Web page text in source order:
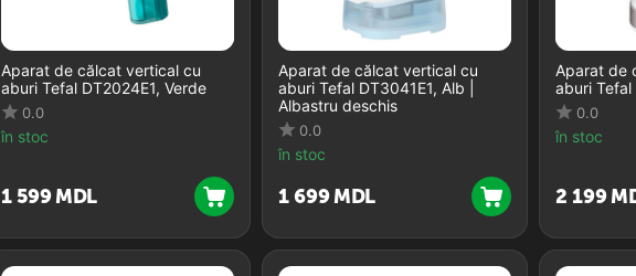
Aparat de călcat vertical cu
aburi Tefal DT2024E1, Verde
0.0
în stoc
1 599 MDL
Aparat de călcat vertical cu
aburi Tefal DT3041E1, Alb |
Albastru deschis
0.0
în stoc
1 699 MDL
Aparat de
aburi Tefal
0.0
în stoc
2 199